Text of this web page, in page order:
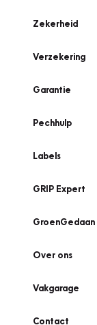
Zekerheid
Verzekering
Garantie
Pechhulp
Labels
GRIP Expert
GroenGedaan
Over ons
Vakgarage
Contact